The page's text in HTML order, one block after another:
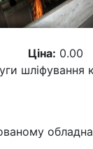
Ціна: 0.00
шліфування